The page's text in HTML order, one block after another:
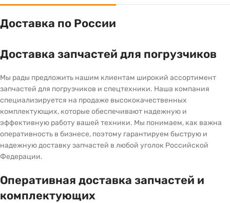
Доставка по России
Доставка запчастей для погрузчиков
Мы рады предложить нашим клиентам широкий ассортимент
запчастей для погрузчиков и спецтехники. Наша компания
специализируется на продаже высококачественных
комплектующих, которые обеспечивают надежную и
эффективную работу вашей техники. Мы понимаем, как важна
оперативность в бизнесе, поэтому гарантируем быструю и
надежную доставку запчастей в любой уголок Российской
Федерации.
Оперативная доставка запчастей и
комплектующих